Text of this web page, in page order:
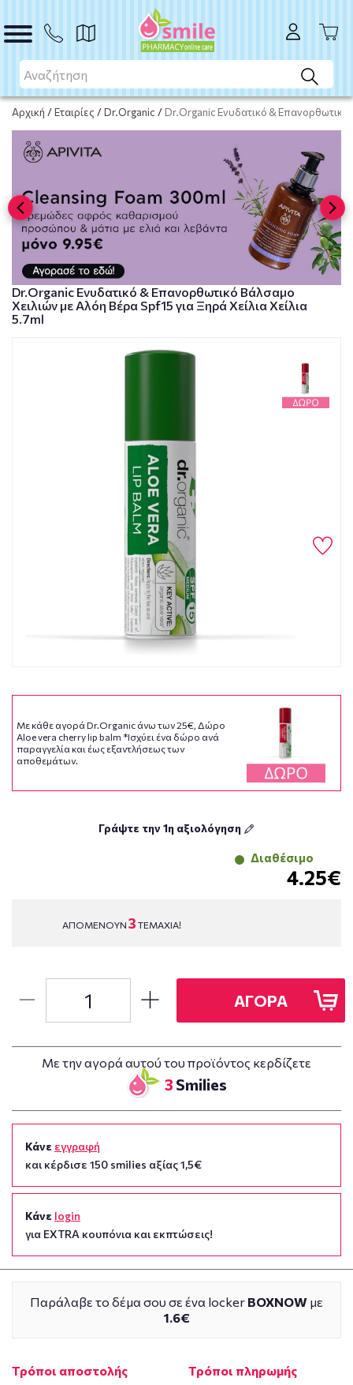
Αρχική /Εταιρίες /Dr.Organic / Dr.Organic Ενυδατικό & Επανορθωτικό
ΑΓΟΡΑ
Dr.Organic Ενυδατικό & Επανορθωτικό Βάλσαμο
Χειλιών με Αλόη Βέρα Spf15 για Ξηρά Χείλια Χείλια
5.7ml
Με κάθε αγορά Dr.Organic άνω των 25€, Δώρο
Aloe vera cherry lip balm *Ισχύει ένα δώρο ανά
παραγγελία και έως εξαντλήσεως των
αποθεμάτων.
Γράψτε την 1η αξιολόγηση
Διαθέσιμο
4.25€
ΑΠΟΜΕΝΟΥΝ 3 ΤΕΜΑΧΙΑ!
ΑΓΟΡΑ
Με την αγορά αυτού του προϊόντος κερδίζετε
3 Smilies
Κάνε εγγραφή
και κέρδισε 150 smilies αξίας 1,5€
Κάνε login
για EXTRA κουπόνια και εκπτώσεις!
Παράλαβε το δέμα σου σε ένα locker BOXNOW με
1.6€
Τρόποι αποστολής Τρόποι πληρωμής